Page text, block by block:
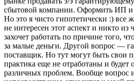
сбытовой компании. Оформить ИП и
Но это я чисто гипотетически :) все
не интересен этот аспект и никто из
захочет работать по причине того,
за малые деньги. Другой вопрос —
поставщик. Но тут могут быть свои
практика еще не отработаны и будет
различных проблем. Вообще вопрос